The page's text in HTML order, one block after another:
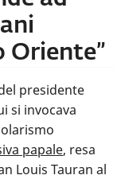
Oriente”
presidente
si invocava
papale, resa
Louis Tauran al